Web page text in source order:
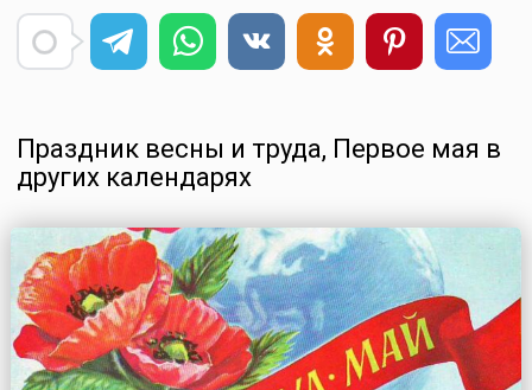
Праздник весны и труда, Первое мая в
других календарях